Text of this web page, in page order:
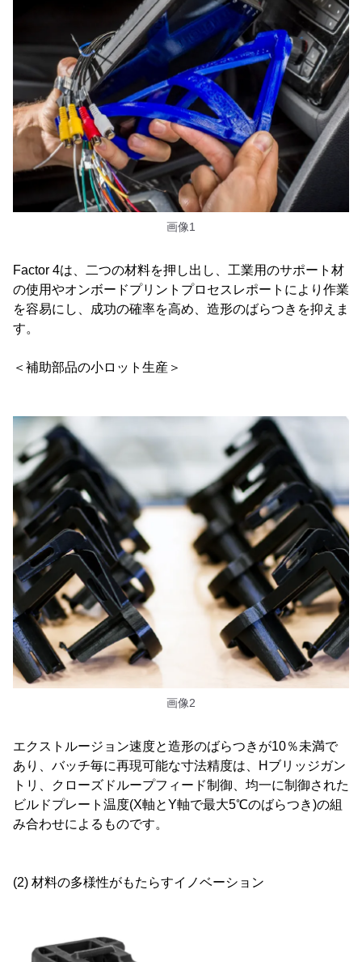
画像1
Factor 4は、二つの材料を押し出し、工業用のサポート材
の使用やオンボードプリントプロセスレポートにより作業
を容易にし、成功の確率を高め、造形のばらつきを抑えま
す。
＜補助部品の小ロット生産＞
画像2
エクストルージョン速度と造形のばらつきが10％未満で
あり、バッチ毎に再現可能な寸法精度は、Hブリッジガン
トリ、クローズドループフィード制御、均一に制御された
ビルドプレート温度(X軸とY軸で最大5℃のばらつき)の組
み合わせによるものです。
(2) 材料の多様性がもたらすイノベーション